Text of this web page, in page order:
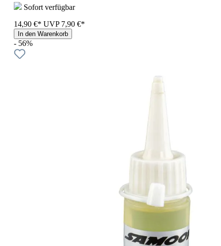
Sofort verfügbar
14,90 €* UVP 7,90 €*
In den Warenkorb
- 56%